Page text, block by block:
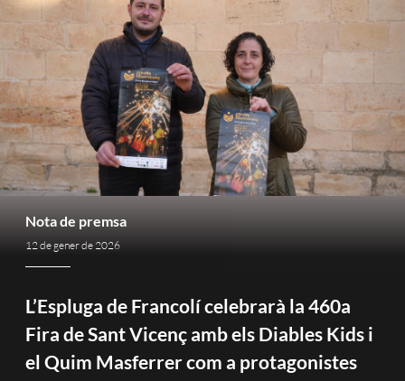
Nota de premsa
12 de gener de 2026
L’Espluga de Francolí celebrarà la 460a
Fira de Sant Vicenç amb els Diables Kids i
el Quim Masferrer com a protagonistes